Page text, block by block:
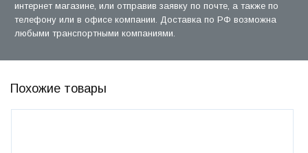
интернет магазине, или отправив заявку по почте, а также по
телефону или в офисе компании. Доставка по РФ возможна
любыми транспортными компаниями.
Похожие товары